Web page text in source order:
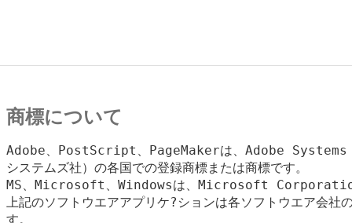
商標について
Adobe、PostScript、PageMakerは、Adobe
システムズ社）の各国での登録商標または商標です。
MS、Microsoft、Windowsは、Microsoft Corporation
上記のソフトウエアアプリケ?ションは各ソフトウエア会社
す。